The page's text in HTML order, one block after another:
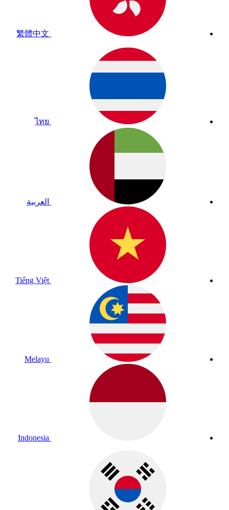
繁體中文
ไทย
العربية
Tiếng Việt
Melayu
Indonesia